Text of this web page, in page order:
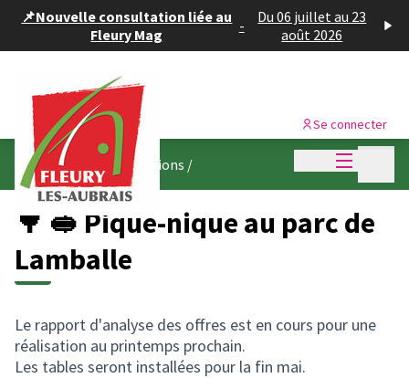
📌Nouvelle consultation liée au
Fleury Mag
-
Du 06 juillet au 23
août 2026
Menu
Se connecter
👷🏽 Suivez les réalisations /
🌳 🥪 Pique-nique au parc de
Lamballe
Le rapport d'analyse des offres est en cours pour une
réalisation au printemps prochain.
Les tables seront installées pour la fin mai.
Panneau de gestion des cookies